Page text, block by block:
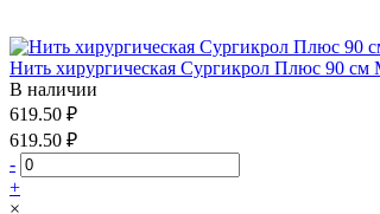
Нить хирургическая Сургикрол Плюс 90 см
В наличии
619.50 ₽
619.50 ₽
-
+
×